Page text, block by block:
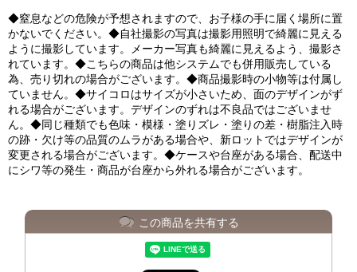
◆窒息などの危険が予想されますので、お子様の手に届く場所に置
かないでください。◆自社撮影の写真は撮影用照明で綺麗に見える
ように撮影しています。メーカー写真も綺麗に見えるよう、撮影さ
れています。◆こちらの商品は他システムでも併用販売している
為、売り切れの場合がございます。◆商品撮影時の小物等は付属し
ていません。◆サイコロはサイズが小さいため、面のデザインがず
れる場合がございます。デザインのずれは不良品ではございませ
ん。◆同じ種類でも色味・模様・塗りズレ・塗りの差・樹脂注入時
の跡・欠け等の品質のムラがある場合や、新ロットではデザインが
変更される場合がございます。◆ケースや台座がある場合、配送中
にシワ等の発生・商品が台座から外れる場合がございます。
この商品を共有する